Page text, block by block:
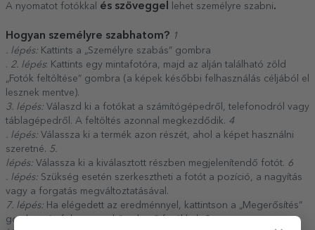
A nyomatot fotókkal és szöveggel lehet személyre szabni.
Hogyan személyre szabhatom? 1
. lépés: Kattints a „Személyre szabás” gombra
. 2. lépés: Kattints egy mintafotóra, majd az alján található zöld
„Fotók feltöltése” gombra (a képek későbbi felhasználás céljából el
lesznek mentve).
3. lépés: Válaszd ki a fotókat a számítógépedről, telefonodról vagy
táblagépedről. A feltöltés azonnal megkezdődik. 4
. lépés: Válassza ki a termék azon részét, ahol a képet használni
szeretné. 5.
lépés: Válassza ki a kiválasztott részben megjelenítendő fotót. 6
. lépés: Szükség esetén szerkesztheti a fotót a pozíció, a nagyítás
vagy a forgatás megváltoztatásával.
7. lépés: Ha elégedett az eredménnyel, kattintson a „Megerősítés”
gombra, és folytassa a következő fotókkal.